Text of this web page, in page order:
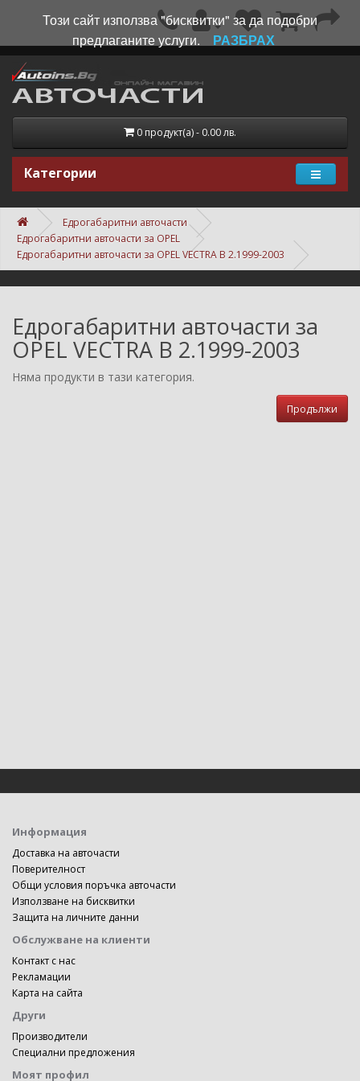
0 продукт(а) - 0.00 лв.
Категории
Едрогабаритни авточасти
Едрогабаритни авточасти за OPEL
Едрогабаритни авточасти за OPEL VECTRA B 2.1999-2003
Едрогабаритни авточасти за
OPEL VECTRA B 2.1999-2003
Няма продукти в тази категория.
Продължи
Информация
Доставка на авточасти
Поверителност
Общи условия поръчка авточасти
Използване на бисквитки
Защита на личните данни
Обслужване на клиенти
Контакт с нас
Рекламации
Карта на сайта
Други
Производители
Специални предложения
Моят профил
Този сайт използва "бисквитки" за да подобри
предлаганите услуги.
РАЗБРАХ